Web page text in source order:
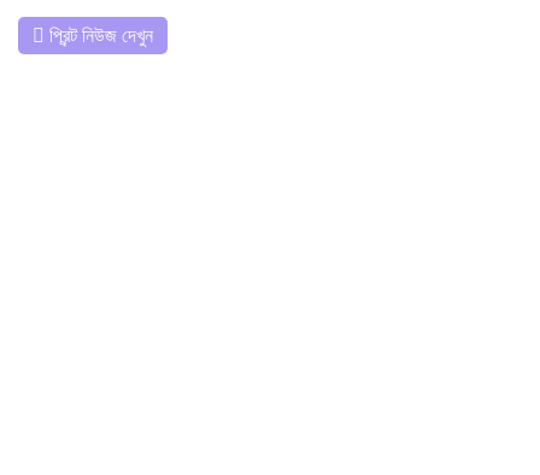
প্রিন্ট নিউজ দেখুন